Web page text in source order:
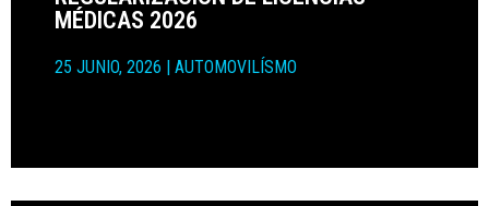
MÉDICAS 2026
25 JUNIO, 2026 AUTOMOVILÍSMO